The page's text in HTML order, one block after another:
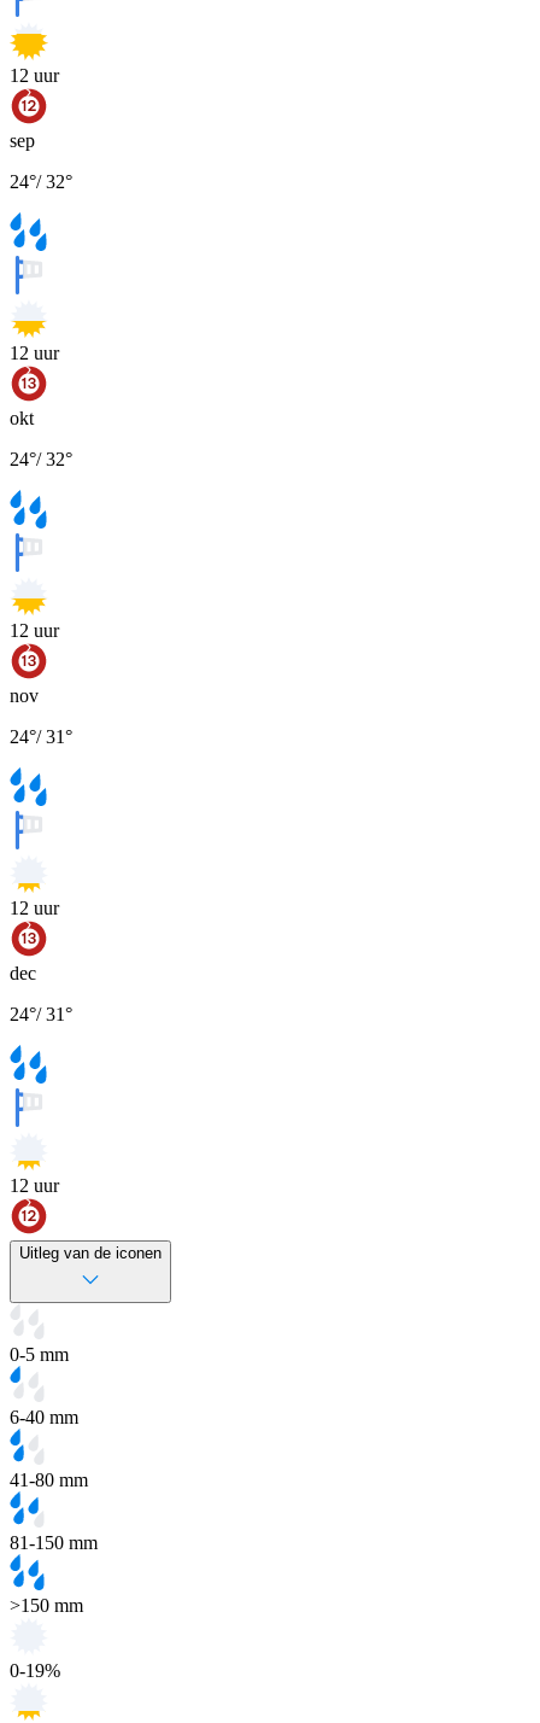
12 uur
sep
24°/32°
12 uur
okt
24°/32°
12 uur
nov
24°/31°
12 uur
dec
24°/31°
12 uur
Uitleg van de iconen
0-5 mm
6-40 mm
41-80 mm
81-150 mm
>150 mm
0-19%